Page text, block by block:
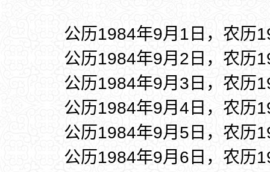
公历1984年9月1日，农历
公历1984年9月2日，农历
公历1984年9月3日，农历
公历1984年9月4日，农历
公历1984年9月5日，农历
公历1984年9月6日，农历